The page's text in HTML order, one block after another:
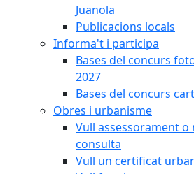
Juanola
Publicacions locals
Informa't i participa
Bases del concurs
2027
Bases del concurs
Obres i urbanisme
Vull assessorament o
consulta
Vull un certificat